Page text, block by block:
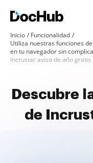
Inicio
Funcionalidad
Utiliza nuestras funciones
en tu navegador sin
Incrustar aviso de año gratis
Descubre
de